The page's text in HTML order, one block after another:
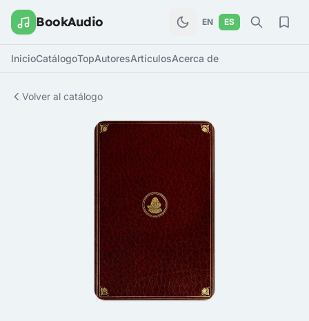
BookAudio EN ES
InicioCatálogoTopAutoresArtículosAcerca de
Volver al catálogo